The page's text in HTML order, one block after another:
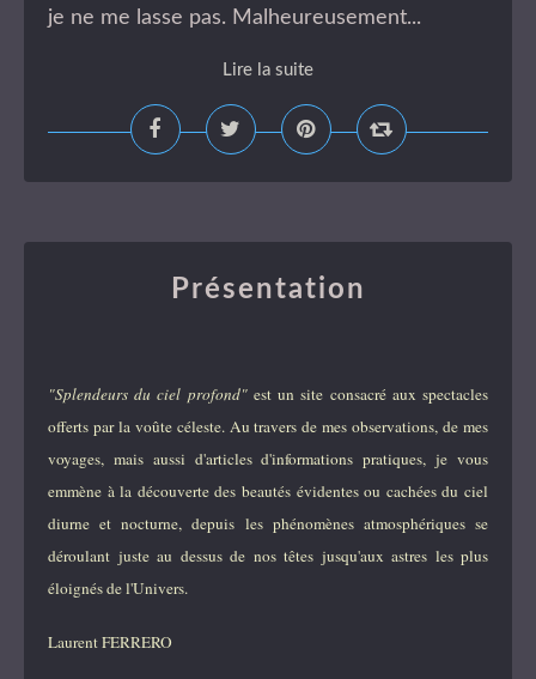
je ne me lasse pas. Malheureusement...
Lire la suite
Présentation
"Splendeurs du ciel profond"est un site consacré aux spectacles
offerts par la voûte céleste. Au travers de mes observations, de mes
voyages, mais aussi d'articles d'informations pratiques, je vous
emmène à la découverte des beautés évidentes ou cachées du ciel
diurne et nocturne, depuis les phénomènes atmosphériques se
déroulant juste au dessus de nos têtes jusqu'aux astres les plus
éloignés de l'Univers.
Laurent FERRERO